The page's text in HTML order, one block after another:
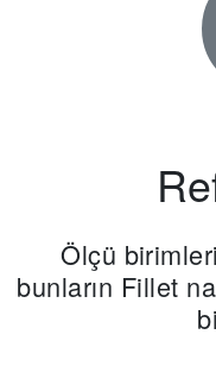
Ölçü
bunların Fillet